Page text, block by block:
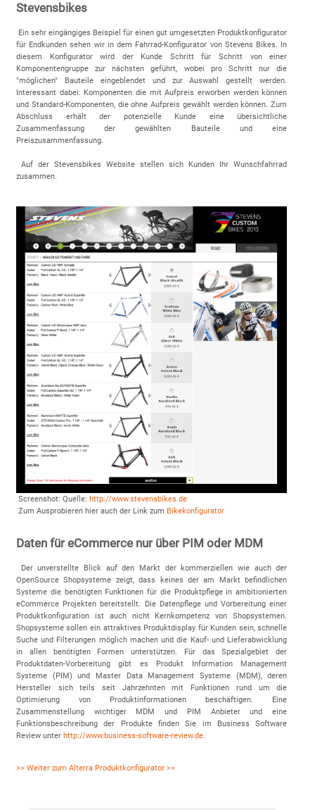
Stevensbikes
Ein sehr eingängiges Beispiel für einen gut umgesetzten Produktkonfigurator
für Endkunden sehen wir in dem Fahrrad-Konfigurator von Stevens Bikes. In
diesem Konfigurator wird der Kunde Schritt für Schritt von einer
Komponentengruppe zur nächsten geführt, wobei pro Schritt nur die
"möglichen" Bauteile eingeblendet und zur Auswahl gestellt werden.
Interessant dabei: Komponenten die mit Aufpreis erworben werden können
und Standard-Komponenten, die ohne Aufpreis gewählt werden können. Zum
Abschluss erhält der potenzielle Kunde eine übersichtliche
Zusammenfassung der gewählten Bauteile und eine
Preiszusammenfassung.
Auf der Stevensbikes Website stellen sich Kunden Ihr Wunschfahrrad
zusammen.
Screenshot: Quelle: http://www.stevensbikes.de
Zum Ausprobieren hier auch der Link zum Bikekonfigurator
Daten für eCommerce nur über PIM oder MDM
Der unverstellte Blick auf den Markt der kommerziellen wie auch der
OpenSource Shopsysteme zeigt, dass keines der am Markt befindlichen
Systeme die benötigten Funktionen für die Produktpflege in ambitionierten
eCommerce Projekten bereitstellt. Die Datenpflege und Vorbereitung einer
Produktkonfiguration ist auch nicht Kernkompetenz von Shopsystemen.
Shopsysteme sollen ein attraktives Produktdisplay für Kunden sein, schnelle
Suche und Filterungen möglich machen und die Kauf- und Lieferabwicklung
in allen benötigten Formen unterstützen. Für das Spezialgebiet der
Produktdaten-Vorbereitung gibt es Produkt Information Management
Systeme (PIM) und Master Data Management Systeme (MDM), deren
Hersteller sich teils seit Jahrzehnten mit Funktionen rund um die
Optimierung von Produktinformationen beschäftigen. Eine
Zusammenstellung wichtiger MDM und PIM Anbieter und eine
Funktionsbeschreibung der Produkte finden Sie im Business Software
Review unter http://www.business-software-review.de.
>> Weiter zum Alterra Produktkonfigurator >>